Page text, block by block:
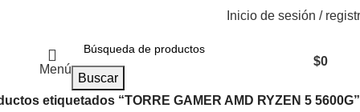
Inicio de sesión /
Menú
Buscar
$0
etiquetados “TORRE GAMER AMD RYZEN 5 5600G”